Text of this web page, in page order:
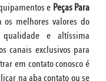
e Peças Para
melhores valores do
e altíssima
canais exclusivos para
em contato conosco é
na aba contato ou se